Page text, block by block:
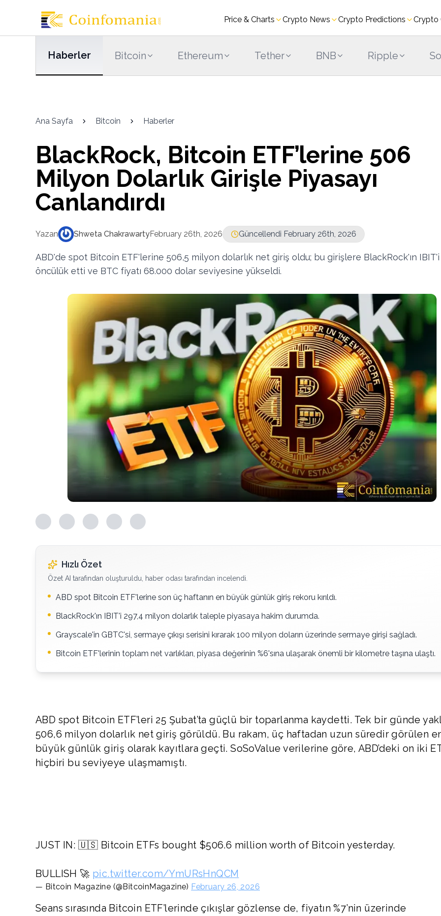
Price & Charts Crypto News Crypto Predictions Crypto
Haberler Bitcoin Ethereum Tether BNB Ripple
Ana Sayfa Bitcoin Haberler
BlackRock, Bitcoin ETF’lerine 506
Milyon Dolarlık Girişle Piyasayı
Canlandırdı
Yazan Shweta ChakrawartyFebruary 26th, 2026 Güncellendi February 26th, 2026
ABD'de spot Bitcoin ETF'lerine 506,5 milyon dolarlık net giriş oldu; bu girişlere BlackRock'ın IBIT'i
öncülük etti ve BTC fiyatı 68.000 dolar seviyesine yükseldi.
Hızlı Özet
Özet AI tarafından oluşturuldu, haber odası tarafından incelendi.
ABD spot Bitcoin ETF'lerine son üç haftanın en büyük günlük giriş rekoru kırıldı.
BlackRock'ın IBIT'i 297,4 milyon dolarlık taleple piyasaya hakim durumda.
Grayscale'in GBTC'si, sermaye çıkışı serisini kırarak 100 milyon doların üzerinde sermaye girişi sağladı.
Bitcoin ETF'lerinin toplam net varlıkları, piyasa değerinin %6'sına ulaşarak önemli bir kilometre taşına ulaştı.
ABD spot Bitcoin ETF’leri 25 Şubat’ta güçlü bir toparlanma kaydetti. Tek bir günde
506,6 milyon dolarlık net giriş görüldü. Bu rakam, üç haftadan uzun süredir görülen
büyük günlük giriş olarak kayıtlara geçti. SoSoValue verilerine göre, ABD’deki on iki
hiçbiri bu seviyeye ulaşmamıştı.
JUST IN: 🇺🇸 Bitcoin ETFs bought $506.6 million worth of Bitcoin yesterday.
BULLISH 🚀 pic.twitter.com/YmURsHnQCM
— Bitcoin Magazine (@BitcoinMagazine) February 26, 2026
Seans sırasında Bitcoin ETF’lerinde çıkışlar gözlense de, fiyatın %7’nin üzerinde